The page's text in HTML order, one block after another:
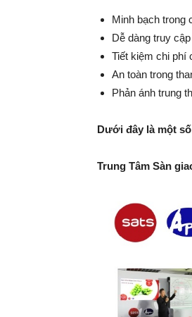
Minh bạch trong
Dễ dàng truy
Tiết kiệm chi phí
An toàn trong
Phản ánh trung
Dưới đây là một
Trung Tâm Sàn